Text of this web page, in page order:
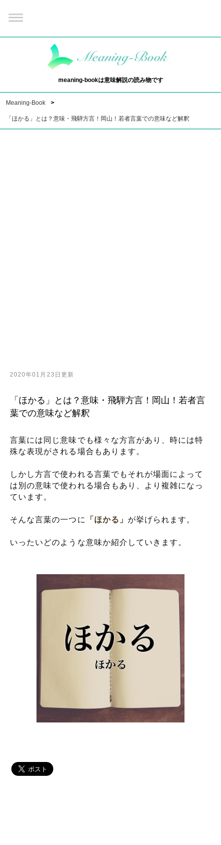
meaning-bookは意味解説の読み物です
Meaning-Book
「ほかる」とは？意味・飛騨方言！岡山！若者言葉での意味など解釈
2020年01月23日更新
「ほかる」とは？意味・飛騨方言！岡山！若者言
葉での意味など解釈
言葉には同じ意味でも様々な方言があり、時には特
殊な表現がされる場合もあります。
しかし方言で使われる言葉でもそれが場面によって
は別の意味で使われる場合もあり、より複雑になっ
ています。
そんな言葉の一つに 「ほかる」 が挙げられます。
いったいどのような意味か紹介していきます。